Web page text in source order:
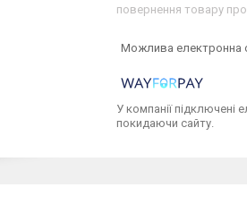
повернення товару
У компанії підключені
покидаючи сайту.